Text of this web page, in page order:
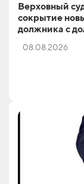
Верховный
сокрытие
должника с
08.08.2026